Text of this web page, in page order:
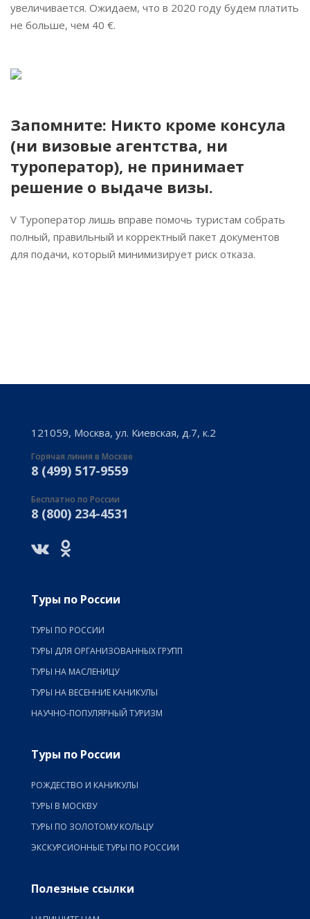
увеличивается. Ожидаем, что в 2020 году будем платить
не больше, чем 40 €. ⠀
Запомните: Никто кроме консула
(ни визовые агентства, ни
туроператор), не принимает
решение о выдаче визы. ⠀
V Туроператор лишь вправе помочь туристам собрать
полный, правильный и корректный пакет документов
для подачи, который минимизирует риск отказа. ⠀
121059, Москва, ул. Киевская, д.7, к.2
Горячая линия в Москве
8 (499) 517-9559
Бесплатно по России
8 (800) 234-4531
Туры по России
ТУРЫ ПО РОССИИ
ТУРЫ ДЛЯ ОРГАНИЗОВАННЫХ ГРУПП
ТУРЫ НА МАСЛЕНИЦУ
ТУРЫ НА ВЕСЕННИЕ КАНИКУЛЫ
НАУЧНО-ПОПУЛЯРНЫЙ ТУРИЗМ
Туры по России
РОЖДЕСТВО И КАНИКУЛЫ
ТУРЫ В МОСКВУ
ТУРЫ ПО ЗОЛОТОМУ КОЛЬЦУ
ЭКСКУРСИОННЫЕ ТУРЫ ПО РОССИИ
Полезные ссылки